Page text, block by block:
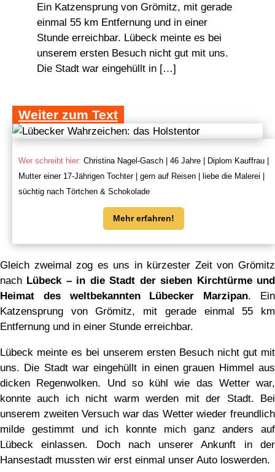
Ein Katzensprung von Grömitz, mit gerade
einmal 55 km Entfernung und in einer
Stunde erreichbar. Lübeck meinte es bei
unserem ersten Besuch nicht gut mit uns.
Die Stadt war eingehüllt in […]
Weiter zum Text
Wer schreibt hier: Christina Nagel-Gasch | 46 Jahre | Diplom Kauffrau |
Mutter einer 17-Jährigen Tochter | gern auf Reisen | liebe die Malerei |
süchtig nach Törtchen & Schokolade
Mehr erfahren!
Gleich zweimal zog es uns in kürzester Zeit von Grömitz
nach Lübeck – in die Stadt der sieben Kirchtürme und
Heimat des weltbekannten Lübecker Marzipan. Ein
Katzensprung von Grömitz, mit gerade einmal 55 km
Entfernung und in einer Stunde erreichbar.
Lübeck meinte es bei unserem ersten Besuch nicht gut mit
uns. Die Stadt war eingehüllt in einen grauen Himmel aus
dicken Regenwolken. Und so kühl wie das Wetter war,
konnte auch ich nicht warm werden mit der Stadt. Bei
unserem zweiten Versuch war das Wetter wieder freundlich
milde gestimmt und ich konnte mich ganz anders auf
Lübeck einlassen. Doch nach unserer Ankunft in der
Hansestadt mussten wir erst einmal unser Auto loswerden.